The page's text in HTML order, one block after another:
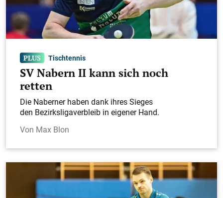
Tischtennis
SV Nabern II kann sich noch
retten
Die Naberner haben dank ihres Sieges
den Bezirksligaverbleib in eigener Hand.
Max Blon